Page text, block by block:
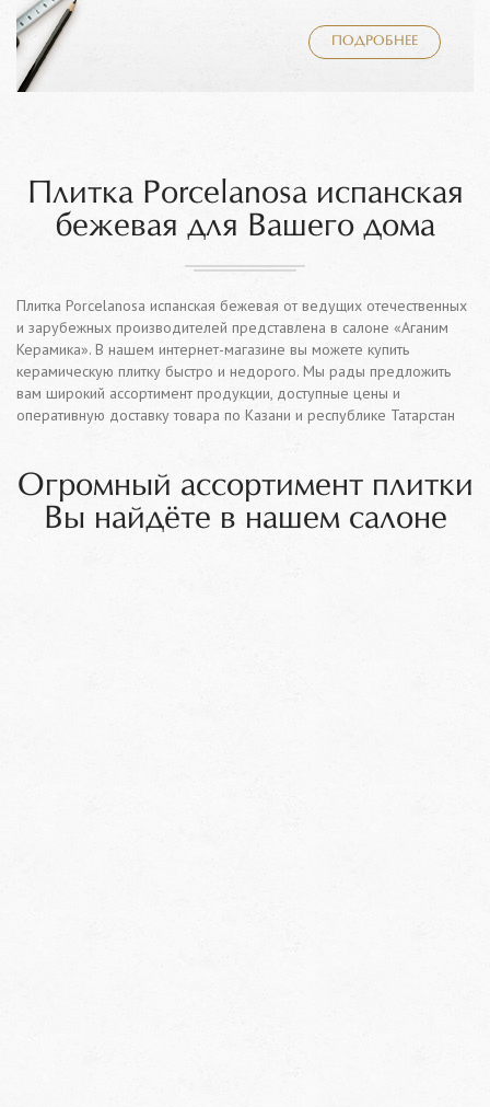
ПОДРОБНЕЕ
Плитка Porcelanosa испанская
бежевая для Вашего дома
Плитка Porcelanosa испанская бежевая от ведущих отечественных
и зарубежных производителей представлена в салоне «Аганим
Керамика». В нашем интернет-магазине вы можете купить
керамическую плитку быстро и недорого. Мы рады предложить
вам широкий ассортимент продукции, доступные цены и
оперативную доставку товара по Казани и республике Татарстан
Огромный ассортимент плитки
Вы найдёте в нашем салоне